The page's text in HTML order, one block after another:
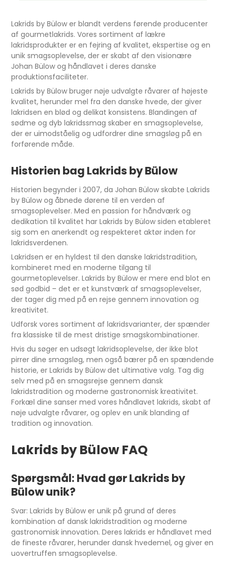
Lakrids by Bülow er blandt verdens førende producenter
af gourmetlakrids. Vores sortiment af lækre
lakridsprodukter er en fejring af kvalitet, ekspertise og en
unik smagsoplevelse, der er skabt af den visionære
Johan Bülow og håndlavet i deres danske
produktionsfaciliteter.
Lakrids by Bülow bruger nøje udvalgte råvarer af højeste
kvalitet, herunder mel fra den danske hvede, der giver
lakridsen en blød og delikat konsistens. Blandingen af
sødme og dyb lakridssmag skaber en smagsoplevelse,
der er uimodståelig og udfordrer dine smagsløg på en
forførende måde.
Historien bag Lakrids by Bülow
Historien begynder i 2007, da Johan Bülow skabte Lakrids
by Bülow og åbnede dørene til en verden af
smagsoplevelser. Med en passion for håndværk og
dedikation til kvalitet har Lakrids by Bülow siden etableret
sig som en anerkendt og respekteret aktør inden for
lakridsverdenen.
Lakridsen er en hyldest til den danske lakridstradition,
kombineret med en moderne tilgang til
gourmetoplevelser. Lakrids by Bülow er mere end blot en
sød godbid – det er et kunstværk af smagsoplevelser,
der tager dig med på en rejse gennem innovation og
kreativitet.
Udforsk vores sortiment af lakridsvarianter, der spænder
fra klassiske til de mest dristige smagskombinationer.
Hvis du søger en udsøgt lakridsoplevelse, der ikke blot
pirrer dine smagsløg, men også bærer på en spændende
historie, er Lakrids by Bülow det ultimative valg. Tag dig
selv med på en smagsrejse gennem dansk
lakridstradition og moderne gastronomisk kreativitet.
Forkæl dine sanser med vores håndlavet lakrids, skabt af
nøje udvalgte råvarer, og oplev en unik blanding af
tradition og innovation.
Lakrids by Bülow FAQ
Spørgsmål: Hvad gør Lakrids by
Bülow unik?
Svar: Lakrids by Bülow er unik på grund af deres
kombination af dansk lakridstradition og moderne
gastronomisk innovation. Deres lakrids er håndlavet med
de fineste råvarer, herunder dansk hvedemel, og giver en
uovertruffen smagsoplevelse.